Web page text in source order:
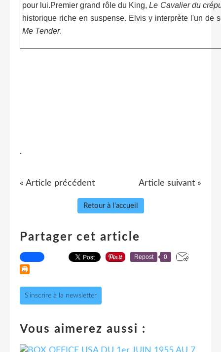
pour lui.Premier grand rôle du King,Le Cavalier du
historique riche en suspense. Elvis y interprète l'un de
Me Tender.
.
« Article précédent Article suivant »
Retour à l'accueil
Partager cet article
Repost 0
S'inscrire à la newsletter
Vous aimerez aussi :